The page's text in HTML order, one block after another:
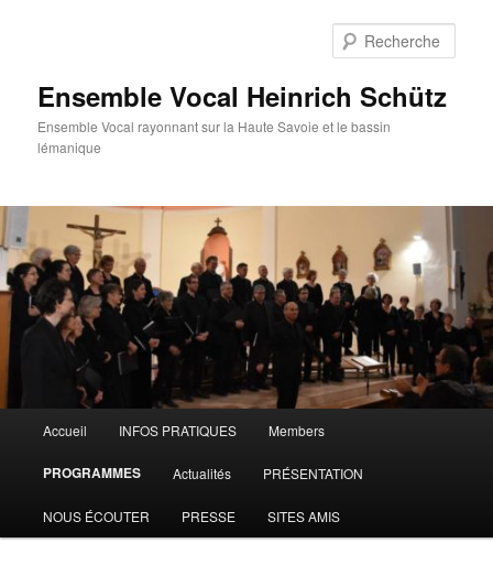
Ensemble Vocal Heinrich Schütz
Ensemble Vocal rayonnant sur la Haute Savoie et le bassin
lémanique
principal
Accueil INFOS PRATIQUES Members
PROGRAMMES Actualités PRÉSENTATION
NOUS ÉCOUTER PRESSE SITES AMIS